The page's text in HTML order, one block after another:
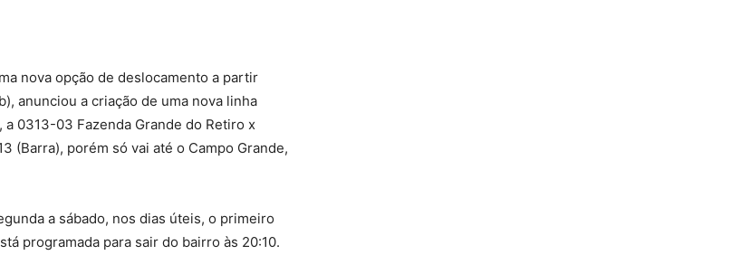
nova opção de deslocamento a partir
anunciou a criação de uma nova linha
0313-03 Fazenda Grande do Retiro x
(Barra), porém só vai até o Campo Grande,
a sábado, nos dias úteis, o primeiro
programada para sair do bairro às 20:10.